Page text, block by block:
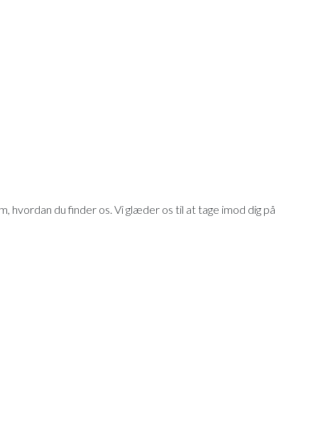
hvordan du finder os. Vi glæder os til at tage imod dig på